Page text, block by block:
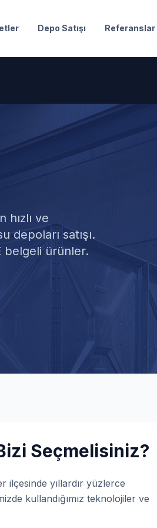
Depo Satışı Referanslar
Satışı
hızlı ve
depoları satışı.
belgeli ürünler.
Seçmelisiniz?
ilçesinde yıllardır yüzlerce
kullandığımız teknolojiler ve